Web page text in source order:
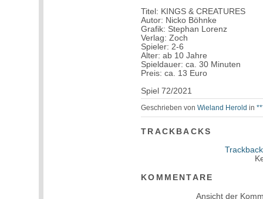
Titel: KINGS & CREATURES
Autor: Nicko Böhnke
Grafik: Stephan Lorenz
Verlag: Zoch
Spieler: 2-6
Alter: ab 10 Jahre
Spieldauer: ca. 30 Minuten
Preis: ca. 13 Euro
Spiel 72/2021
Geschrieben vonWieland Herold in
TRACKBACKS
KOMMENTARE
Ansicht der